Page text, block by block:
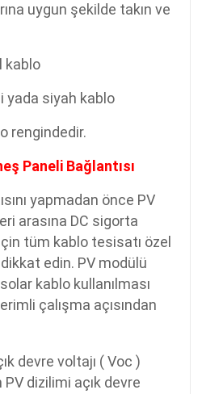
uygun şekilde takın ve
kablo
yada siyah kablo
rengindedir.
Paneli Bağlantısı
yapmadan önce PV
arasına DC sigorta
tüm kablo tesisatı özel
edin. PV modülü
kablo kullanılması
çalışma açısından
devre voltajı ( Voc )
dizilimi açık devre